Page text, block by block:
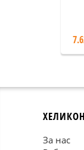
ХЕЛИКОН
За нас